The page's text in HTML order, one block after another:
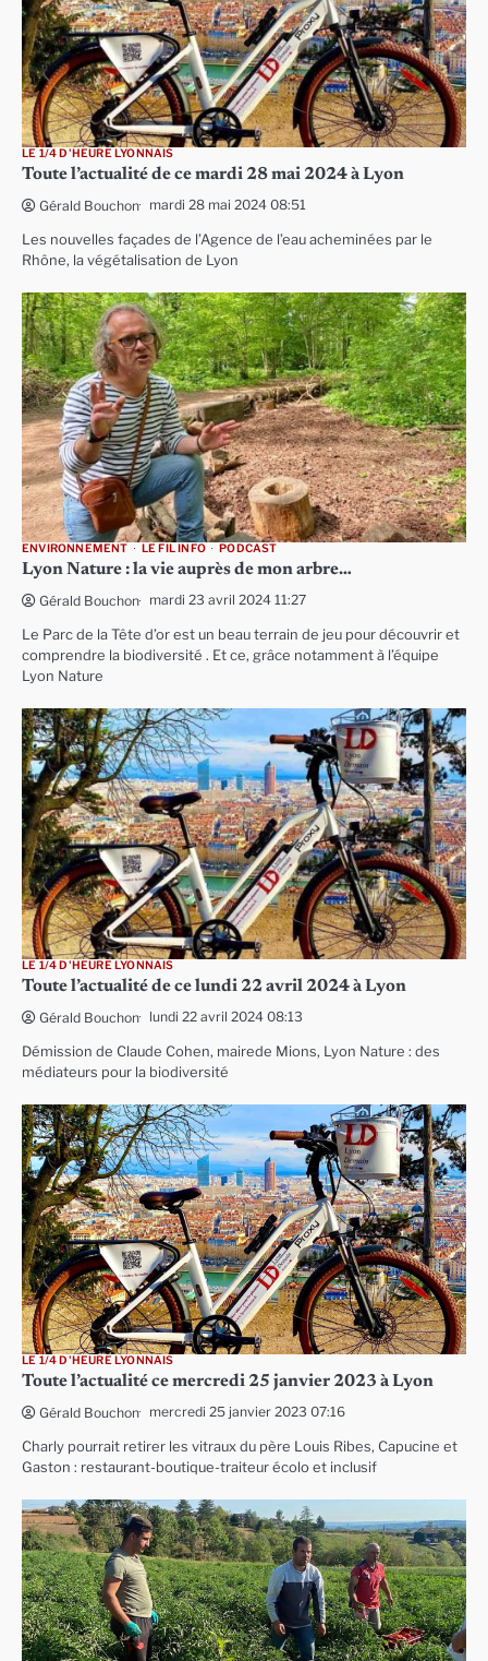
LE 1/4 D'HEURE LYONNAIS
Toute l’actualité de ce mardi 28 mai 2024 à Lyon
Gérald Bouchon mardi 28 mai 2024 08:51
Les nouvelles façades de l’Agence de l’eau acheminées par le
Rhône, la végétalisation de Lyon
ENVIRONNEMENT LE FIL INFO PODCAST
Lyon Nature : la vie auprès de mon arbre…
Gérald Bouchon mardi 23 avril 2024 11:27
Le Parc de la Tête d’or est un beau terrain de jeu pour découvrir et
comprendre la biodiversité . Et ce, grâce notamment à l’équipe
Lyon Nature
LE 1/4 D'HEURE LYONNAIS
Toute l’actualité de ce lundi 22 avril 2024 à Lyon
Gérald Bouchon lundi 22 avril 2024 08:13
Démission de Claude Cohen, mairede Mions, Lyon Nature : des
médiateurs pour la biodiversité
LE 1/4 D'HEURE LYONNAIS
Toute l’actualité ce mercredi 25 janvier 2023 à Lyon
Gérald Bouchon mercredi 25 janvier 2023 07:16
Charly pourrait retirer les vitraux du père Louis Ribes, Capucine et
Gaston : restaurant-boutique-traiteur écolo et inclusif